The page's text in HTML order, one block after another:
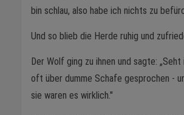
bin schlau, also habe ich nichts zu
Und so blieb die Herde ruhig und
Der Wolf ging zu ihnen und sagte: „Seht
oft über dumme Schafe gesprochen -
sie waren es wirklich."